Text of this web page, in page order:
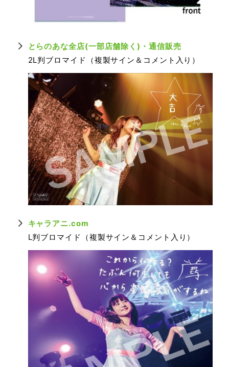
とらのあな全店(一部店舗除く)・通信販売
2L判ブロマイド（複製サイン＆コメント入り）
キャラアニ.com
L判ブロマイド（複製サイン＆コメント入り）